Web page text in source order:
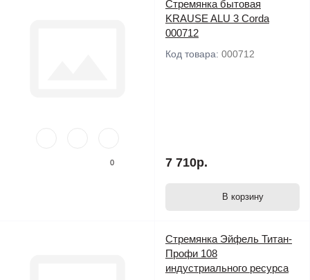
0
Стремянка бытовая
KRAUSE ALU 3 Corda
000712
Код товара: 000712
7 710р.
В корзину
Стремянка Эйфель Титан-
Профи 108
индустриального ресурса